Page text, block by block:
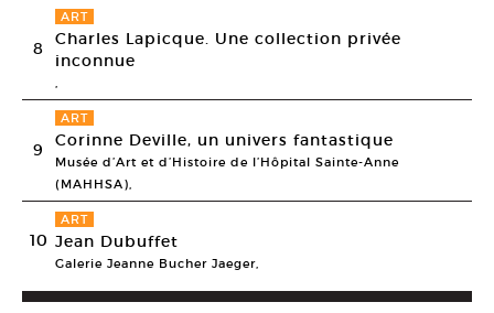
8
ART
Charles Lapicque. Une collection privée
inconnue
9
ART
Corinne Deville, un univers fantastique
Musée d’Art et d’Histoire de l’Hôpital Sainte-Anne
(MAHHSA),
10
ART
Jean Dubuffet
Galerie Jeanne Bucher Jaeger,